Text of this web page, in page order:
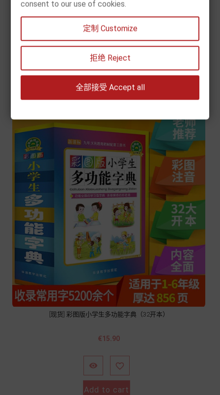
[现货] 新华字典（双色本）
Price
€10.90
 
[现货] 彩图版小学生多功能字典（32开本）
Price
€15.90
 
Add to cart
consent to our use of cookies.
定制 Customize
拒绝 Reject
全部接受 Accept all